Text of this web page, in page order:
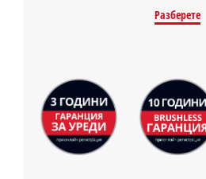
Разберете